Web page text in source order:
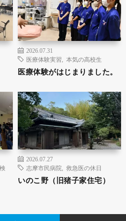
2026.07.31
医療体験実習
本気の高校生
医療体験がはじまりました。
2026.07.27
志摩市民病院
救急医の休日
いのこ野（旧猪子家住宅）